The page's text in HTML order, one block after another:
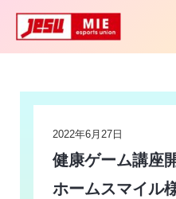
2022年6月27日
健康ゲーム講座
ホームスマイル
navigation